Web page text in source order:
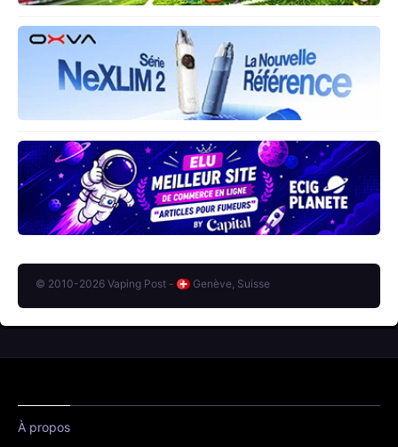
© 2010-2026 Vaping Post - Genève, Suisse
À propos